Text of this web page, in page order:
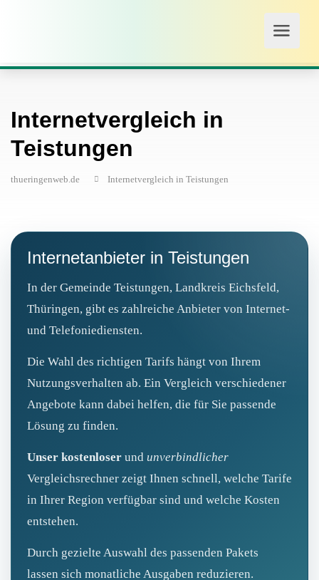
Internetvergleich in
Teistungen
thueringenweb.de Internetvergleich in Teistungen
Internetanbieter in Teistungen
In der Gemeinde Teistungen, Landkreis Eichsfeld,
Thüringen, gibt es zahlreiche Anbieter von Internet-
und Telefoniediensten.
Die Wahl des richtigen Tarifs hängt von Ihrem
Nutzungsverhalten ab. Ein Vergleich verschiedener
Angebote kann dabei helfen, die für Sie passende
Lösung zu finden.
Unser kostenloser und unverbindlicher
Vergleichsrechner zeigt Ihnen schnell, welche Tarife
in Ihrer Region verfügbar sind und welche Kosten
entstehen.
Durch gezielte Auswahl des passenden Pakets
lassen sich monatliche Ausgaben reduzieren.